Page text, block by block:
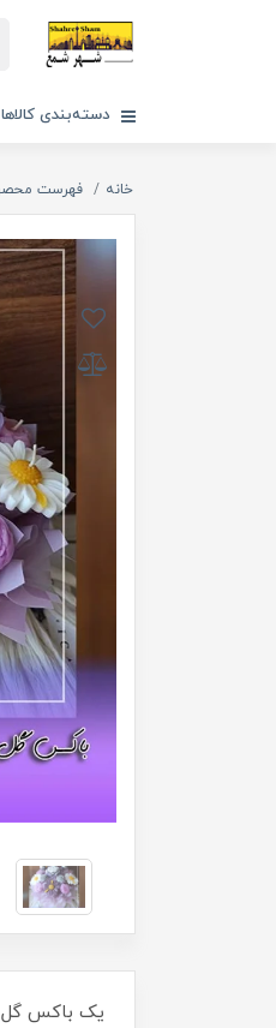
دسته‌بندی کالاها
خانه فهرست
یک باکس گل